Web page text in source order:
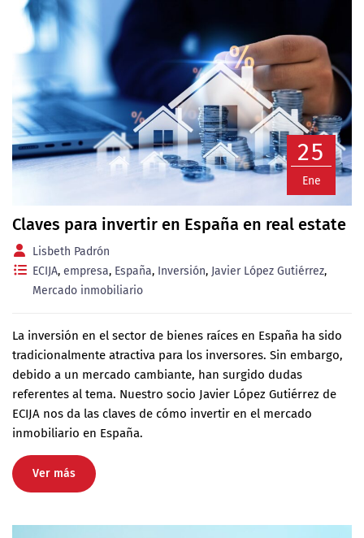
25
Ene
Claves para invertir en España en real estate
Lisbeth Padrón
ECIJA, empresa, España, Inversión, Javier López Gutiérrez,
Mercado inmobiliario
La inversión en el sector de bienes raíces en España ha sido
tradicionalmente atractiva para los inversores. Sin embargo,
debido a un mercado cambiante, han surgido dudas
referentes al tema. Nuestro socio Javier López Gutiérrez de
ECIJA nos da las claves de cómo invertir en el mercado
inmobiliario en España.
Ver más